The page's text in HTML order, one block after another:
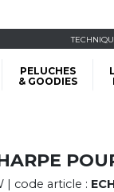
PELUCHES
& GOODIES
| code article :